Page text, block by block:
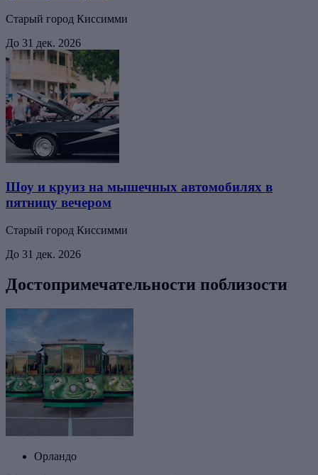
Старый город Киссимми
До 31 дек. 2026
Шоу и круиз на мышечных автомобилях в
пятницу вечером
Старый город Киссимми
До 31 дек. 2026
Достопримечательности поблизости
Орландо